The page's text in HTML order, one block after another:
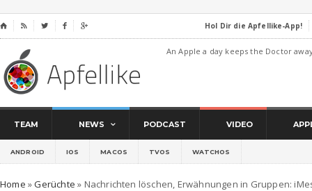
⌂     Hol Dir die Apfellike-App!
An Apple a day keeps the Doctor
TEAM NEWS PODCAST VIDEO
ANDROID IOS MACOS TVOS WATCHOS
Home »Gerüchte » Nachrichten löschen, Erwähnungen in Gruppen: